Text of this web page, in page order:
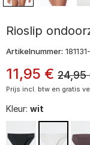
Rioslip
Artikelnummer:
11,95 € 24,95
Prijs incl. btw en gratis
Kleur: wit